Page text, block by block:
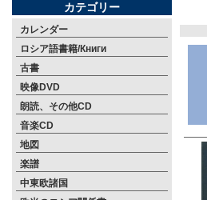
カテゴリー
カレンダー
ロシア語書籍/Книги
古書
映像DVD
朗読、その他CD
音楽CD
地図
楽譜
中東欧諸国